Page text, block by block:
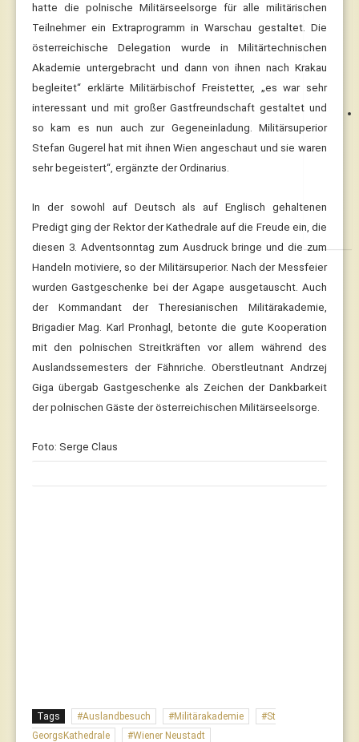
hatte die polnische Militärseelsorge für alle militärischen
Teilnehmer ein Extraprogramm in Warschau gestaltet. Die
österreichische Delegation wurde in Militärtechnischen
Akademie untergebracht und dann von ihnen nach Krakau
begleitet“ erklärte Militärbischof Freistetter, „es war sehr
interessant und mit großer Gastfreundschaft gestaltet und
so kam es nun auch zur Gegeneinladung. Militärsuperior
Stefan Gugerel hat mit ihnen Wien angeschaut und sie waren
sehr begeistert“, ergänzte der Ordinarius.
In der sowohl auf Deutsch als auf Englisch gehaltenen
Predigt ging der Rektor der Kathedrale auf die Freude ein, die
diesen 3. Adventsonntag zum Ausdruck bringe und die zum
Handeln motiviere, so der Militärsuperior. Nach der Messfeier
wurden Gastgeschenke bei der Agape ausgetauscht. Auch
der Kommandant der Theresianischen Militärakademie,
Brigadier Mag. Karl Pronhagl, betonte die gute Kooperation
mit den polnischen Streitkräften vor allem während des
Auslandssemesters der Fähnriche. Oberstleutnant Andrzej
Giga übergab Gastgeschenke als Zeichen der Dankbarkeit
der polnischen Gäste der österreichischen Militärseelsorge.
Foto: Serge Claus
Tags Auslandbesuch Militärakademie
St
GeorgsKathedrale
Wiener Neustadt